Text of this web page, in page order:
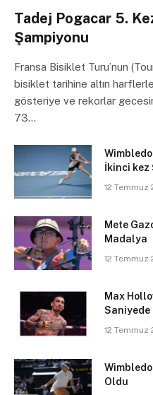
Tadej Pogacar 5.
Şampiyonu
Fransa Bisiklet Turu’nun
bisiklet tarihine altın
gösteriye ve rekorlar
73…
İkinci kez
12 Temmuz
Mete
Madalya
12 Temmuz
Max
Saniyede
12 Temmuz
Oldu